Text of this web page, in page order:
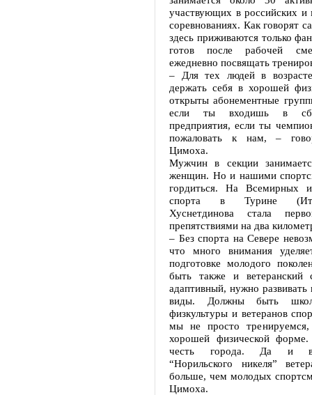
участвующих в российских
соревнованиях. Как говорят
здесь приживаются только
готов после рабочей
ежедневно посвящать
– Для тех людей в
держать себя в хорошей
открыты абонементные
если ты входишь в
предприятия, если ты
пожаловать к нам, –
Цимоха.
Мужчин в секции
женщин. Но и нашими
гордиться. На Всемирных
спорта в Турине
Хуснетдинова стала
препятствиями на два
– Без спорта на Севере
что много внимания
подготовке молодого
быть также и ветеранский
адаптивный, нужно развивать
виды. Должны быть
физкультуры и ветеранов
мы не просто
хорошей физической
честь города. Да и в
“Норильского никеля”
больше, чем молодых
Цимоха.